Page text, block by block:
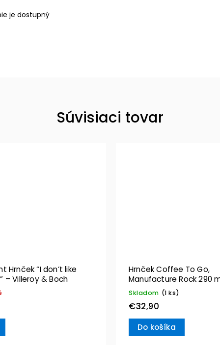
je dostupný
Súvisiaci tovar
Hrnček “I don’t like
– Villeroy & Boch
Hrnček Coffee To Go,
Manufacture Rock 290
Villeroy & Boch
Skladom (1 ks)
€32,90
Do košíka